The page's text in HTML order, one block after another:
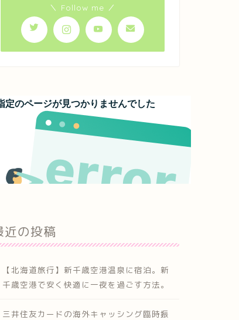
＼ Follow me ／
近の投稿
【北海道旅行】新千歳空港温泉に宿泊。新
千歳空港で安く快適に一夜を過ごす方法。
三井住友カードの海外キャッシング臨時振